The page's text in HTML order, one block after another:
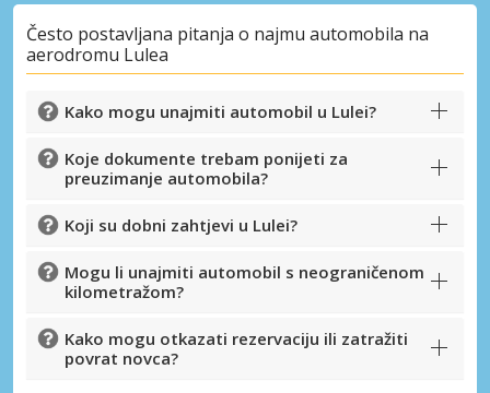
Često postavljana pitanja o najmu automobila na
aerodromu Lulea
Kako mogu unajmiti automobil u Lulei?
Koje dokumente trebam ponijeti za
preuzimanje automobila?
Koji su dobni zahtjevi u Lulei?
Mogu li unajmiti automobil s neograničenom
kilometražom?
Kako mogu otkazati rezervaciju ili zatražiti
povrat novca?